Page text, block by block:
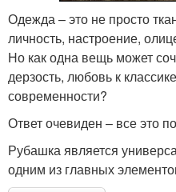
Одежда – это не просто
личность, настроение,
Но как одна вещь может
дерзость, любовь к
современности?
Ответ очевиден – все это
Рубашка является
одним из главных